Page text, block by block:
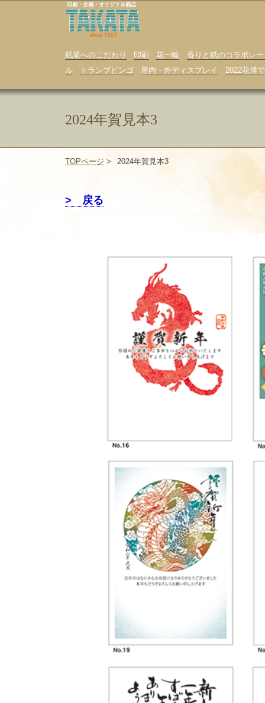
紙業へのこだわり 印刷 花一輪
香りと紙のコラボレ
ル
トランプビンゴ 屋内・外ディスプレイ 2022花博
2024年賀見本3
TOPページ > 2024年賀見本3
> 戻る